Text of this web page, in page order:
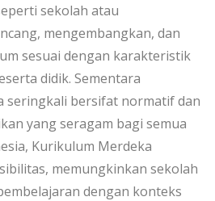
sekolah atau
mengembangkan, dan
sesuai dengan karakteristik
didik. Sementara
seringkali bersifat normatif dan
yang seragam bagi semua
Kurikulum Merdeka
memungkinkan sekolah
dengan konteks